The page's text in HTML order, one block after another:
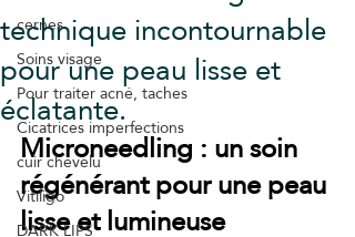
cernes
Soins visage
Pour traiter acné, taches
Cicatrices imperfections
cuir chevelu
Vitiligo
DARK LIPS
technique incontournable
pour une peau lisse et
éclatante.
Microneedling : un soin
régénérant pour une peau
lisse et lumineuse